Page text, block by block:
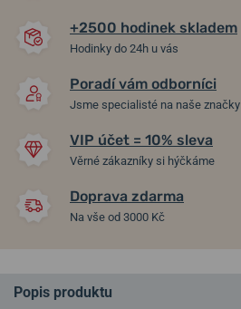
+2500 hodinek skladem
Hodinky do 24h u vás
Poradí vám odborníci
Jsme specialisté na naše značky
VIP účet = 10% sleva
Věrné zákazníky si hýčkáme
Doprava zdarma
Na vše od 3000 Kč
Popis produktu